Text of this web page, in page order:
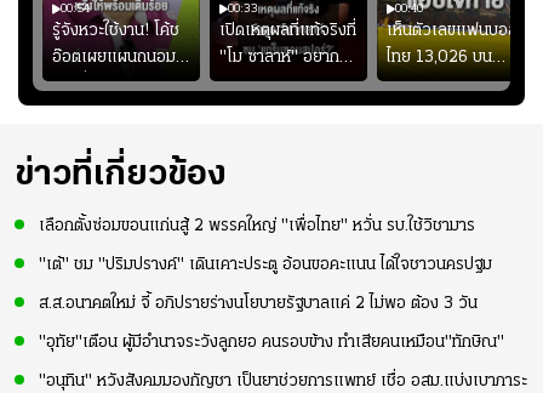
00:54
รู้จังหวะใช้งาน! โค้ช
อ๊อตเผยแผนถนอม
“บุ๋มบิ๋ม” เพื่อรักษา
ร่างกายให้พร้อมที่สุด
00:33
เปิดเหตุผลที่แท้จริงที่
"โม ซาลาห์" อยาก
ย้ายซบ "แทร็บซอนส
ปอร์"
00:40
เห็นตัวเลขแฟนบอล
ไทย 13,026 บน
สกอร์บอร์ดแล้วแอบ
ใจหาย น้อยกว่านัดที่
ข่าวที่เกี่ยวข้อง
เลือกตั้งซ่อมขอนแก่นสู้ 2 พรรคใหญ่ "เพื่อไทย" หวั่น รบ.ใช้วิชามาร
"เต้" ชม "ปริมปรางค์" เดินเคาะประตู อ้อนขอคะแนน ได้ใจชาวนครปฐม
ส.ส.อนาคตใหม่ จี้ อภิปรายร่างนโยบายรัฐบาลแค่ 2 ไม่พอ ต้อง 3 วัน
"อุทัย"เตือน ผู้มีอำนาจระวังลูกยอ คนรอบข้าง ทำเสียคนเหมือน"ทักษิณ"
"อนุทิน" หวังสังคมมองกัญชา เป็นยาช่วยการแพทย์ เชื่อ อสม.แบ่งเบาภาระ